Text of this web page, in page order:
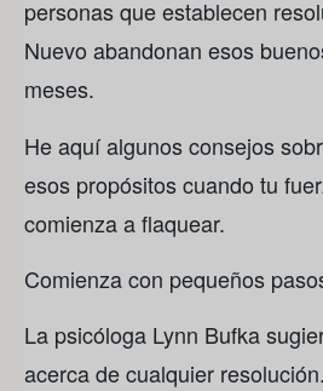
personas que establecen
Nuevo abandonan esos
meses.
He aquí algunos consejos
esos propósitos cuando tu
comienza a flaquear.
Comienza con pequeños
La psicóloga Lynn Bufka
acerca de cualquier resolución.